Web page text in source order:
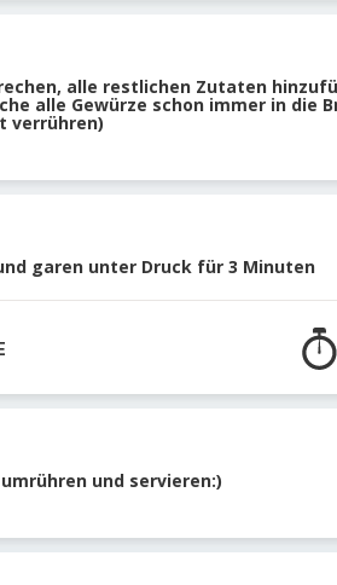
alle restlichen Zutaten
alle Gewürze schon immer in die
verrühren)
garen unter Druck für 3 Minuten
und servieren:)